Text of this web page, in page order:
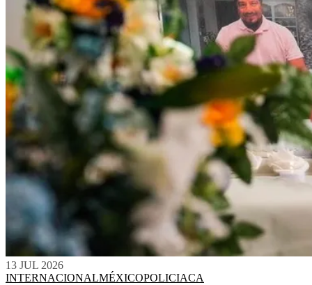
13 JUL 2026
INTERNACIONALMÉXICOPOLICIACA